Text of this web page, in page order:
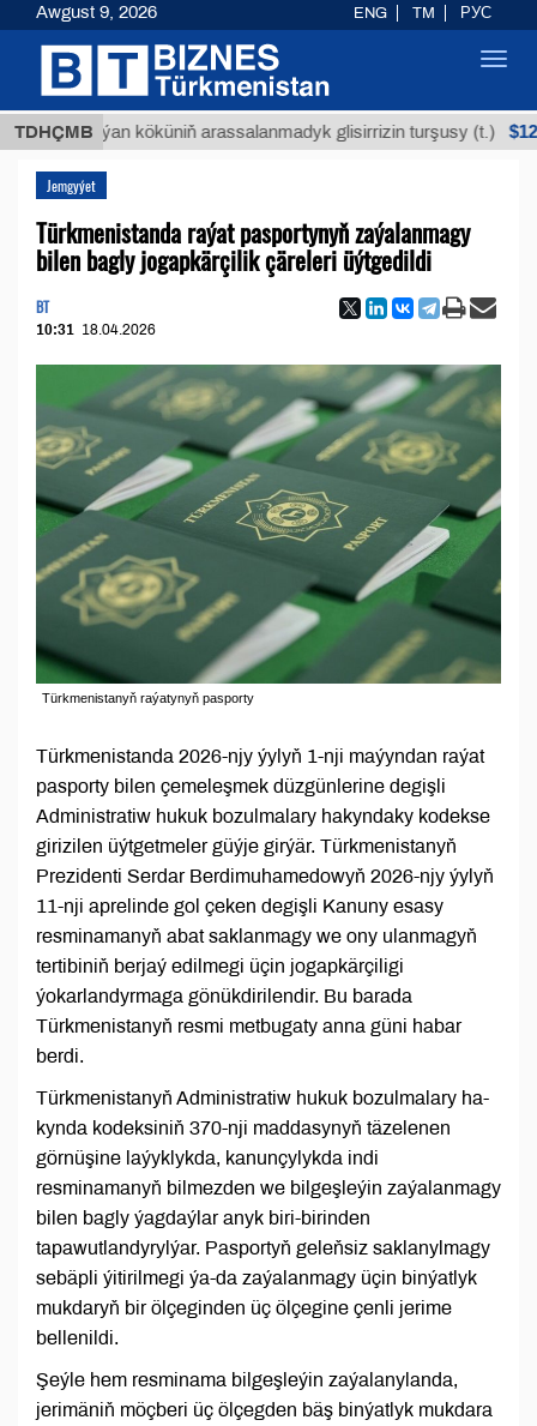
TDHÇMB
Buýan köküniň arassalanmadyk glisirrizin turşusy (t.) $12935,18
Jemgyýet
Türkmenistanda raýat pasportynyň zaýalanmagy
bilen bagly jogapkärçilik çäreleri üýtgedildi
BT
10:31 18.04.2026
Türkmenistanyň raýatynyň pasporty
Türkmenistanda 2026-njy ýylyň 1-nji maýyndan raýat
pasporty bilen çemeleşmek düzgünlerine degişli
Administratiw hukuk bozulmalary hakyndaky kodekse
girizilen üýtgetmeler güýje girýär. Türkmenistanyň
Prezidenti Serdar Berdimuhamedowyň 2026-njy ýylyň
11-nji aprelinde gol çeken degişli Kanuny esasy
resminamanyň abat saklanmagy we ony ulanmagyň
tertibiniň berjaý edilmegi üçin jogapkärçiligi
ýokarlandyrmaga gönükdirilendir. Bu barada
Türkmenistanyň resmi metbugaty anna güni habar
berdi.
Türk­me­nis­ta­nyň Ad­mi­nist­ra­tiw hu­kuk bo­zul­ma­la­ry ha­
kyn­da ko­dek­siniň 370-nji maddasynyň täzelenen
görnüşine laýyklykda, kanunçylykda indi
resminamanyň bilmezden we bilgeşleýin zaýalanmagy
bilen bagly ýagdaýlar anyk biri-birinden
tapawutlandyrylýar. Pasportyň geleňsiz saklanylmagy
sebäpli ýitirilmegi ýa-da zaýalanmagy üçin binýatlyk
mukdaryň bir ölçeginden üç ölçegine çenli jerime
bellenildi.
Şeýle hem resminama bilgeşleýin zaýalanylanda,
jerimäniň möçberi üç ölçegden bäş binýatlyk mukdara
Awgust 9, 2026 ENG TM РУС